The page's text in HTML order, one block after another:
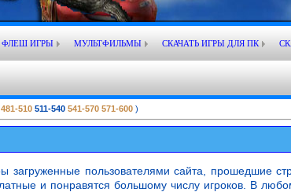
ФЛЕШ ИГРЫ МУЛЬТФИЛЬМЫ СКАЧАТЬ ИГРЫ ДЛЯ ПК
481-510 511-540 541-570 571-600 )
загруженные пользователями сайта, прошедшие
и понравятся большому числу игроков. В